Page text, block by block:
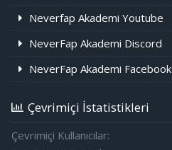
Neverfap Akademi Youtube
NeverFap Akademi Discord
NeverFap Akademi Facebook
Çevrimiçi İstatistikleri
Çevrimiçi Kullanıcılar